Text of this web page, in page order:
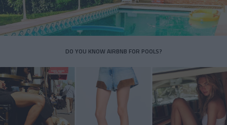
DO YOU KNOW AIRBNB FOR POOLS?